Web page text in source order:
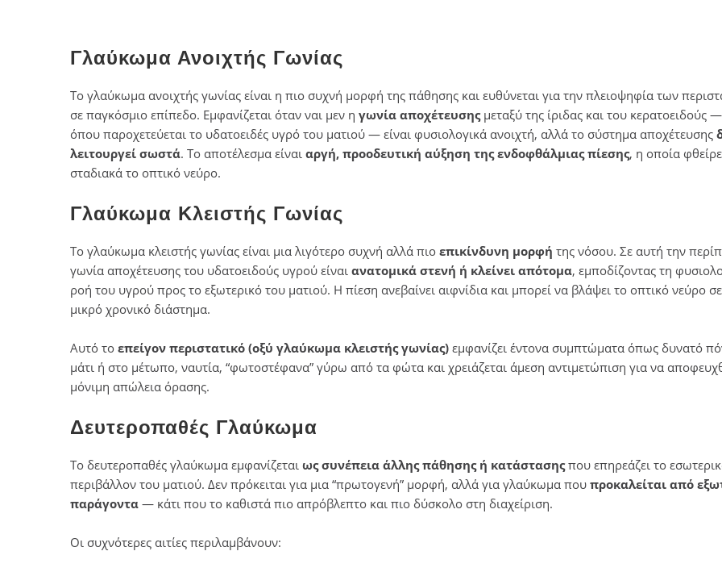
Γλαύκωμα Ανοιχτής Γωνίας
Το γλαύκωμα ανοιχτής γωνίας είναι η πιο συχνή μορφή της πάθησης και ευθύνεται για την πλειοψηφία των
σε παγκόσμιο επίπεδο. Εμφανίζεται όταν ναι μεν η γωνία αποχέτευσηςμεταξύ της ίριδας και του κερατοειδούς —
όπου παροχετεύεται το υδατοειδές υγρό του ματιού — είναι φυσιολογικά ανοιχτή, αλλά το σύστημα αποχέτευσης
λειτουργεί σωστά. Το αποτέλεσμα είναι αργή, προοδευτική αύξηση της ενδοφθάλμιας πίεσης, η οποία
σταδιακά το οπτικό νεύρο.
Γλαύκωμα Κλειστής Γωνίας
Το γλαύκωμα κλειστής γωνίας είναι μια λιγότερο συχνή αλλά πιο επικίνδυνη μορφή της νόσου. Σε αυτή την
γωνία αποχέτευσης του υδατοειδούς υγρού είναι ανατομικά στενή ή κλείνει απότομα, εμποδίζοντας τη
ροή του υγρού προς το εξωτερικό του ματιού. Η πίεση ανεβαίνει αιφνίδια και μπορεί να βλάψει το οπτικό νεύρο
μικρό χρονικό διάστημα.
Αυτό το επείγον περιστατικό (οξύ γλαύκωμα κλειστής γωνίας) εμφανίζει έντονα συμπτώματα όπως δυνατό
μάτι ή στο μέτωπο, ναυτία, “φωτοστέφανα” γύρω από τα φώτα και χρειάζεται άμεση αντιμετώπιση για να
μόνιμη απώλεια όρασης.
Δευτεροπαθές Γλαύκωμα
Το δευτεροπαθές γλαύκωμα εμφανίζεται ως συνέπεια άλλης πάθησης ή κατάστασηςπου επηρεάζει το
περιβάλλον του ματιού. Δεν πρόκειται για μια “πρωτογενή” μορφή, αλλά για γλαύκωμα που προκαλείται από
παράγοντα — κάτι που το καθιστά πιο απρόβλεπτο και πιο δύσκολο στη διαχείριση.
Οι συχνότερες αιτίες περιλαμβάνουν: